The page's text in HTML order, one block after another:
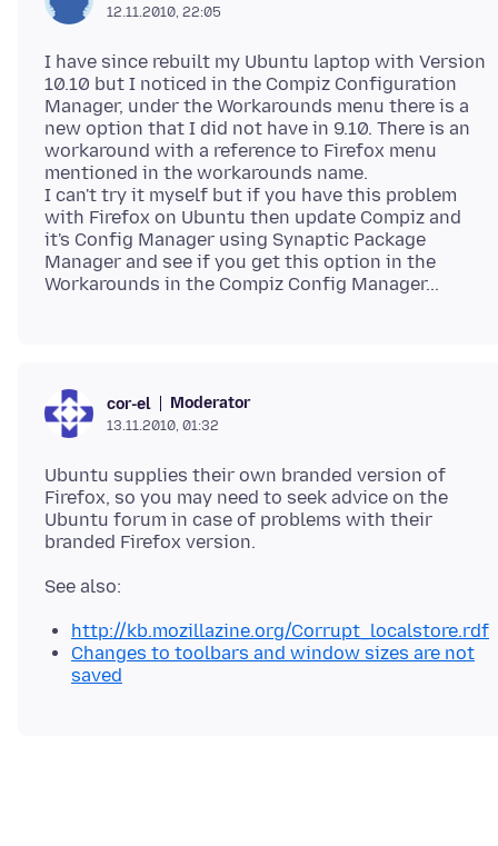
12.11.2010, 22:05
I have since rebuilt my Ubuntu laptop with Version
10.10 but I noticed in the Compiz Configuration
Manager, under the Workarounds menu there is a
new option that I did not have in 9.10. There is an
workaround with a reference to Firefox menu
mentioned in the workarounds name.
I can't try it myself but if you have this problem
with Firefox on Ubuntu then update Compiz and
it's Config Manager using Synaptic Package
Manager and see if you get this option in the
cor-el Moderator
13.11.2010, 01:32
Ubuntu supplies their own branded version of
Firefox, so you may need to seek advice on the
Ubuntu forum in case of problems with their
http://kb.mozillazine.org/Corrupt_localstore.rdf
Changes to toolbars and window sizes are not
saved